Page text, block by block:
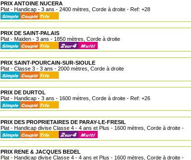
PRIX ANTOINE NUCERA
Plat - Handicap - 3 ans - 2400 mètres, Corde à droite - Ref: +28
PRIX DE SAINT-PALAIS
Plat - Maiden - 3 ans - 1850 mètres, Corde à droite
PRIX SAINT-POURCAIN-SUR-SIOULE
Plat - Classe 3 - 3 ans - 2000 mètres, Corde à droite
PRIX DE DURTOL
Plat - Handicap - 3 ans - 1600 mètres, Corde à droite - Ref: +26
PRIX DES PROPRIETAIRES DE PARAY-LE-FRESIL
Plat - Handicap divise Classe 4 - 4 ans et Plus - 1600 mètres, Corde à droite -
PRIX RENE & JACQUES BEDEL
Plat - Handicap divise Classe 4 - 4 ans et Plus - 1600 mètres, Corde à droite -